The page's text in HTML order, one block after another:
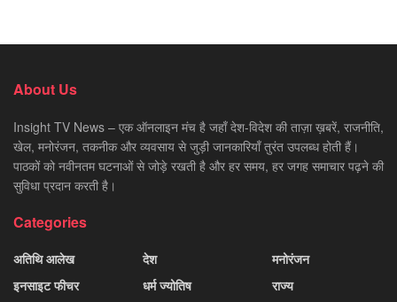
About Us
Insight TV News – एक ऑनलाइन मंच है जहाँ देश-विदेश की ताज़ा ख़बरें, राजनीति,
खेल, मनोरंजन, तकनीक और व्यवसाय से जुड़ी जानकारियाँ तुरंत उपलब्ध होती हैं।
पाठकों को नवीनतम घटनाओं से जोड़े रखती है और हर समय, हर जगह समाचार पढ़ने की
सुविधा प्रदान करती है।
Categories
अतिथि आलेख
इनसाइट फीचर
देश
धर्म ज्योतिष
मनोरंजन
राज्य